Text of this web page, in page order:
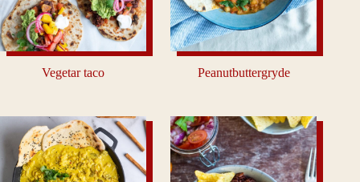
Vegetar taco Peanutbuttergryde